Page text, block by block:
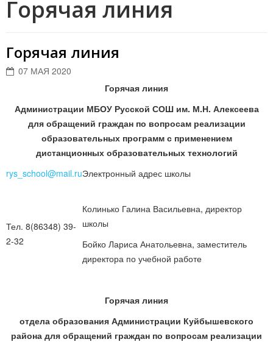
Горячая линия
Горячая линия
07 МАЯ 2020
Горячая линия
Администрации МБОУ Русской СОШ им. М.Н. Алексеева
для обращений граждан по вопросам реализации
образовательных программ с применением
дистанционных образовательных технологий
rys_school@mail.ruЭлектронный адрес школы
Тел. 8(86348) 39-
2-32
Колинько Галина Васильевна, директор
школы
Бойко Лариса Анатольевна, заместитель
директора по учебной работе
Горячая линия
отдела образования Администрации Куйбышевского
района для обращений граждан по вопросам реализации